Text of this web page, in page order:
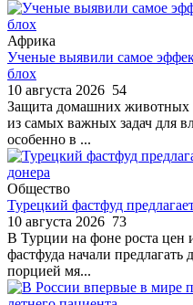
Африка
Ученые выявили самое
блох
10 августа 2026 54
Защита домашних животных
из самых важных задач для
особенно в ...
Общество
Турецкий фастфуд
10 августа 2026 73
В Турции на фоне роста цен
фастфуда начали предлагать
порцией мя...